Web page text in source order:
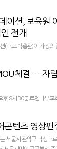
명중앙대학교병원 1212
(62세,...
이션, 보육원
전개
(대표 박충관)이 가정의
상자 지원 캠페인 ‘5월
은 ...
체결 … 자
후 8시 30분 로뎀나무교
을 위한 MOU 체결식
콘텐츠 영상편
서울시 관악구 낙성대